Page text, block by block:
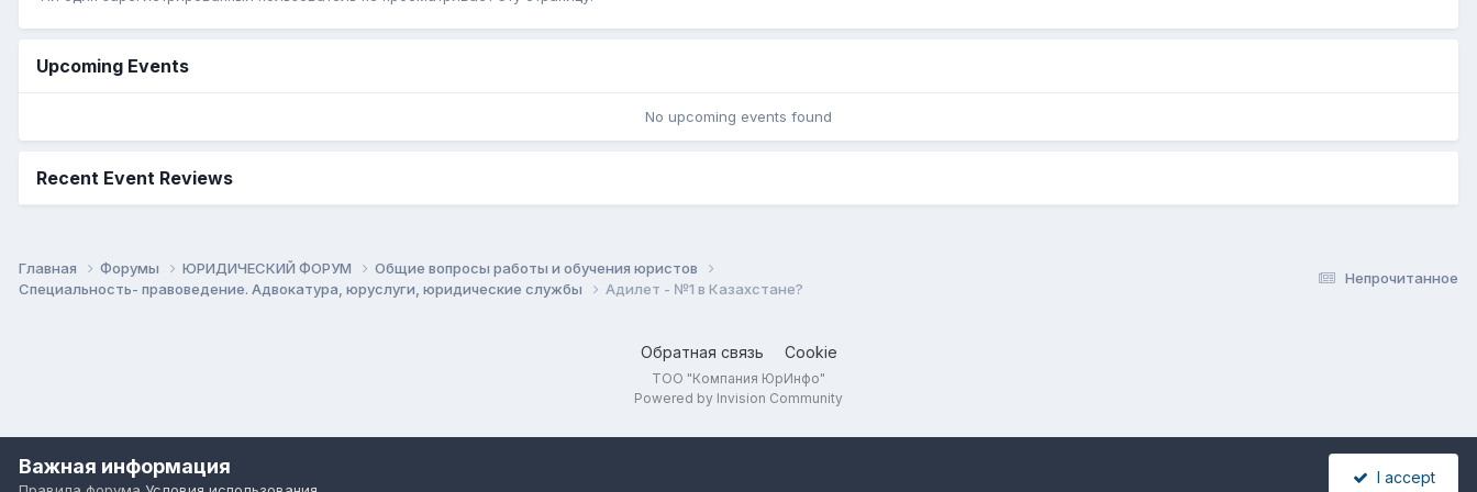
Upcoming Events
No upcoming events found
Recent Event Reviews
Непрочитанное
Главная Форумы ЮРИДИЧЕСКИЙ ФОРУМ
Общие вопросы работы и обучения юристов
Специальность- правоведение. Адвокатура, юруслуги, юридические службы
Адилет - №1 в Казахстане?
Обратная связь Cookie
ТОО "Компания ЮрИнфо"
Powered by Invision Community
Важная информация I accept